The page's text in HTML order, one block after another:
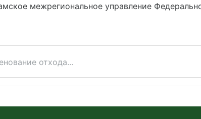
межрегиональное управление
отхода...